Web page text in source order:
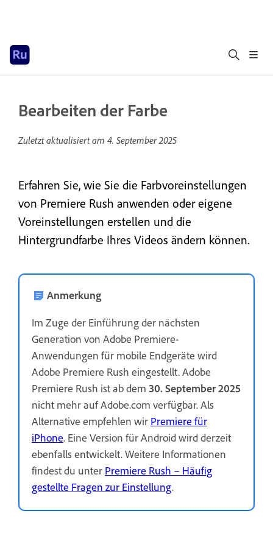
Bearbeiten der Farbe
Zuletzt aktualisiert am 4. September 2025
Erfahren Sie, wie Sie die Farbvoreinstellungen
von Premiere Rush anwenden oder eigene
Voreinstellungen erstellen und die
Hintergrundfarbe Ihres Videos ändern können.
Anmerkung
Im Zuge der Einführung der nächsten
Generation von Adobe Premiere-
Anwendungen für mobile Endgeräte wird
Adobe Premiere Rush eingestellt. Adobe
Premiere Rush ist ab dem 30. September 2025
nicht mehr auf Adobe.com verfügbar. Als
Alternative empfehlen wir Premiere für
iPhone. Eine Version für Android wird derzeit
ebenfalls entwickelt. Weitere Informationen
findest du unter Premiere Rush – Häufig
gestellte Fragen zur Einstellung.